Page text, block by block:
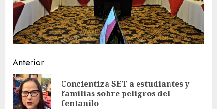
Sigue
leyendo
Anterior
Concientiza SET a estudiantes y
familias sobre peligros del
fentanilo